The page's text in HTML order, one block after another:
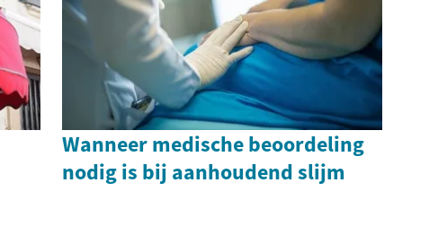
Wanneer medische beoordeling
nodig is bij aanhoudend slijm